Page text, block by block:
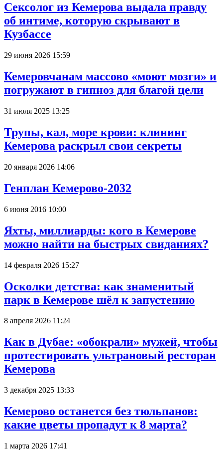
Сексолог из Кемерова выдала правду
об интиме, которую скрывают в
Кузбассе
29 июня 2026 15:59
Кемеровчанам массово «моют мозги» и
погружают в гипноз для благой цели
31 июля 2025 13:25
Трупы, кал, море крови: клининг
Кемерова раскрыл свои секреты
20 января 2026 14:06
Генплан Кемерово-2032
6 июня 2016 10:00
Яхты, миллиарды: кого в Кемерове
можно найти на быстрых свиданиях?
14 февраля 2026 15:27
Осколки детства: как знаменитый
парк в Кемерове шёл к запустению
8 апреля 2026 11:24
Как в Дубае: «обокрали» мужей, чтобы
протестировать ультрановый ресторан
Кемерова
3 декабря 2025 13:33
Кемерово останется без тюльпанов:
какие цветы пропадут к 8 марта?
1 марта 2026 17:41